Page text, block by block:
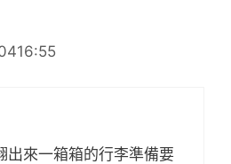
出來一箱箱的行李準備要